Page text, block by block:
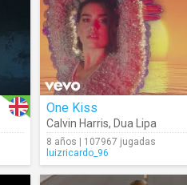
One Kiss
Calvin Harris, Dua Lipa
8 años | 107967 jugadas
luizricardo_96